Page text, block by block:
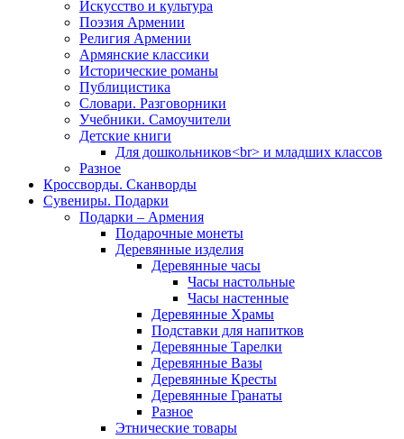
Иcкусство и культура
Поэзия Армении
Религия Армении
Армянские классики
Исторические романы
Публицистика
Словари. Разговорники
Учебники. Самоучители
Детские книги
Для дошкольников<br> и младших классов
Разное
Кроссворды. Сканворды
Сувениры. Подарки
Подарки – Армения
Подарочные монеты
Деревянные изделия
Деревянные часы
Часы настольные
Часы настенные
Деревянные Храмы
Подставки для напитков
Деревянные Тарелки
Деревянные Вазы
Деревянные Кресты
Деревянные Гранаты
Разное
Этнические товары